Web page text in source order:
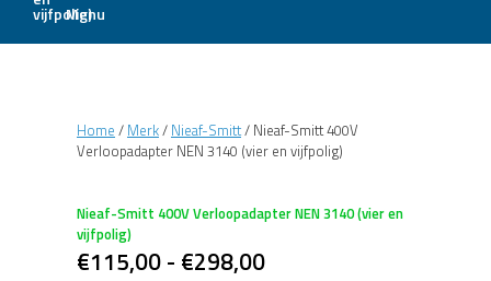
Menu
Home / Merk/ Nieaf-Smitt/ Nieaf-Smitt 400V
Verloopadapter NEN 3140 (vier en vijfpolig)
Nieaf-Smitt 400V Verloopadapter NEN 3140 (vier en
vijfpolig)
€115,00- €298,00Prijsklasse: